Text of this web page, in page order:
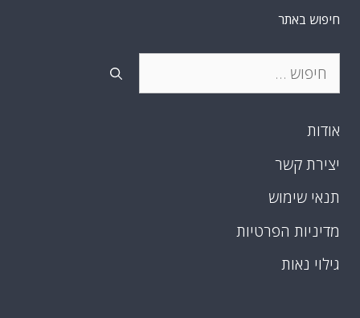
חיפוש באתר
חיפוש:
אודות
יצירת קשר
תנאי שימוש
מדיניות הפרטיות
גילוי נאות